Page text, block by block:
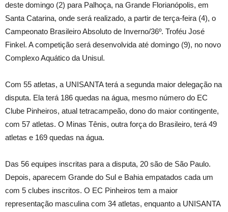
deste domingo (2) para Palhoça, na Grande Florianópolis, em
Santa Catarina, onde será realizado, a partir de terça-feira (4), o
Campeonato Brasileiro Absoluto de Inverno/36º. Troféu José
Finkel. A competição será desenvolvida até domingo (9), no novo
Complexo Aquático da Unisul.
Com 55 atletas, a UNISANTA terá a segunda maior delegação na
disputa. Ela terá 186 quedas na água, mesmo número do EC
Clube Pinheiros, atual tetracampeão, dono do maior contingente,
com 57 atletas. O Minas Tênis, outra força do Brasileiro, terá 49
atletas e 169 quedas na água.
Das 56 equipes inscritas para a disputa, 20 são de São Paulo.
Depois, aparecem Grande do Sul e Bahia empatados cada um
com 5 clubes inscritos. O EC Pinheiros tem a maior
representação masculina com 34 atletas, enquanto a UNISANTA